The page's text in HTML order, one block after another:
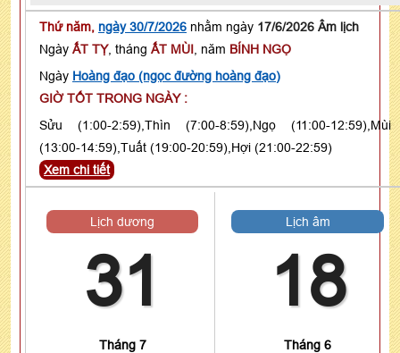
Thứ năm, ngày 30/7/2026 nhằm ngày 17/6/2026 Âm lịch
Ngày ẤT TỴ, tháng ẤT MÙI , năm BÍNH NGỌ
Ngày Hoàng đạo (ngọc đường hoàng đạo)
GIỜ TỐT TRONG NGÀY :
Sửu (1:00-2:59),Thìn (7:00-8:59),Ngọ (11:00-12:59),Mùi
(13:00-14:59),Tuất (19:00-20:59),Hợi (21:00-22:59)
Xem chi tiết
Lịch dương
31
Tháng 7
Lịch âm
18
Tháng 6